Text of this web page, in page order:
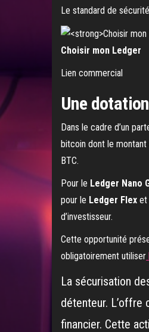
Le standard de
Choisir mon Ledger
Lien commercial
Une
Dans le cadre d’un
bitcoin dont le montant
BTC.
Pour le Ledger Nano
pour le Ledger Flex et
d’investisseur.
Cette opportunité
obligatoirement utiliser
La sécurisation
détenteur. L’offre
financier. Cette